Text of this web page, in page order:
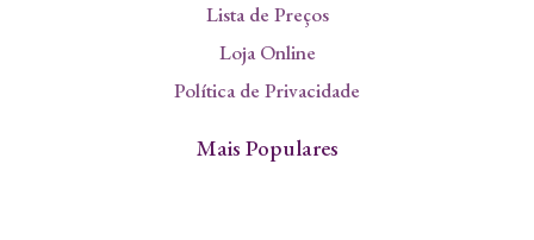
Lista de Preços
Loja Online
Política de Privacidade
Mais Populares